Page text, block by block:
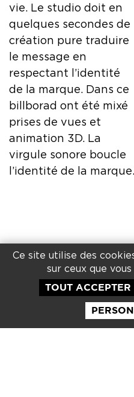
vie. Le studio doit en
quelques secondes de
création pure traduire
le message en
respectant l’identité
de la marque. Dans ce
billborad ont été mixé
prises de vues et
animation 3D. La
virgule sonore boucle
l’identité de la marque.
Garnier
Studios
Palach
Ce site utilise des
sur ceux que
TOUT ACCEPTER